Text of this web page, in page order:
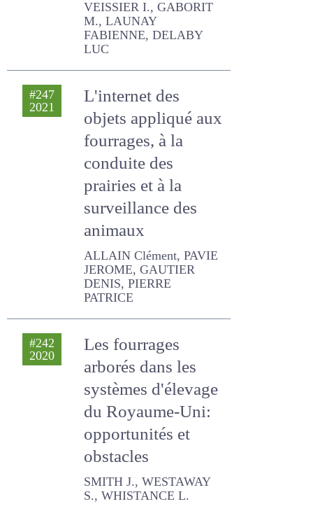
GABORIT M., LAUNAY
FABIENNE, DELABY LUC
#247
L'internet des
objets appliqué
aux fourrages, à la
conduite des
prairies et à la
surveillance des
animaux
ALLAIN Clément, PAVIE
PIERRE PATRICE
Les fourrages
arborés dans les
systèmes
d'élevage du
Royaume-Uni:
opportunités et
obstacles
SMITH J., WESTAWAY S.,
WHISTANCE L.